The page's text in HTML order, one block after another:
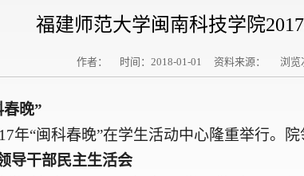
福建师范大学闽南科技学院
作者： 时间：2018-01-01 资料来源： 浏览
春晚”
年“闽科春晚”在学生活动中心隆重举行。
导干部民主生活会